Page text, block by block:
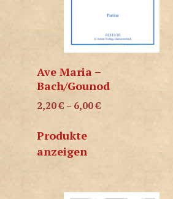
Ave Maria –
Bach/Gounod
2,20€ – 6,00€
Produkte
anzeigen